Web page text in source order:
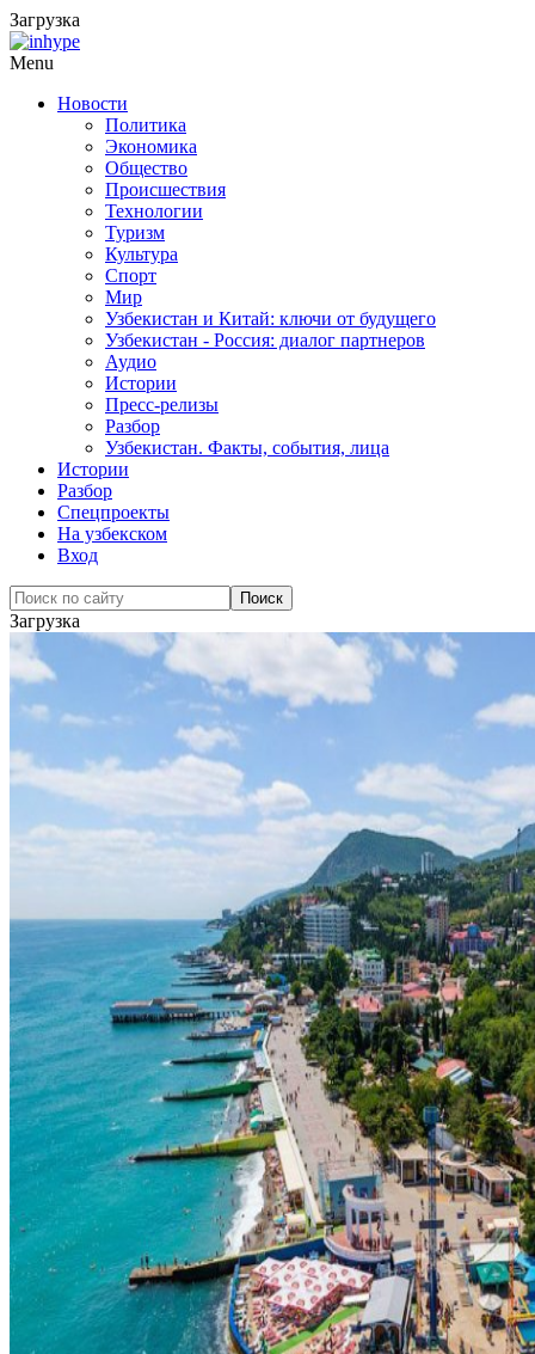
Загрузка
Menu
Новости
Политика
Экономика
Общество
Происшествия
Технологии
Туризм
Культура
Спорт
Мир
Узбекистан и Китай: ключи от будущего
Узбекистан - Россия: диалог партнеров
Аудио
Истории
Пресс-релизы
Разбор
Узбекистан. Факты, события, лица
Истории
Разбор
Спецпроекты
На узбекском
Вход
Загрузка